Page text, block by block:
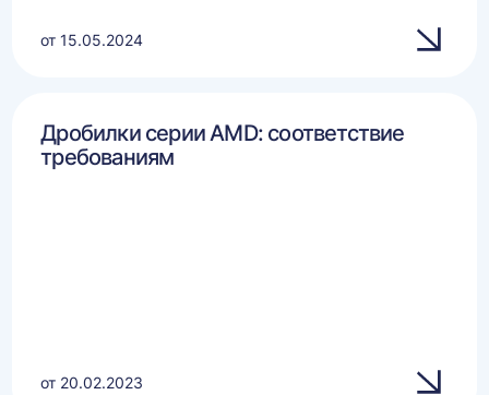
от 15.05.2024
Дробилки серии AMD: соответствие
требованиям
от 20.02.2023